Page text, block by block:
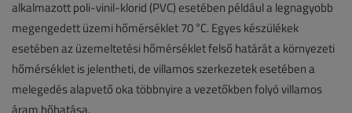
alkalmazott poli-vinil-klorid (PVC) esetében például a legnagyobb
megengedett üzemi hőmérséklet 70 °C. Egyes készülékek
esetében az üzemeltetési hőmérséklet felső határát a környezeti
hőmérséklet is jelentheti, de villamos szerkezetek esetében a
melegedés alapvető oka többnyire a vezetőkben folyó villamos
áram hőhatása.